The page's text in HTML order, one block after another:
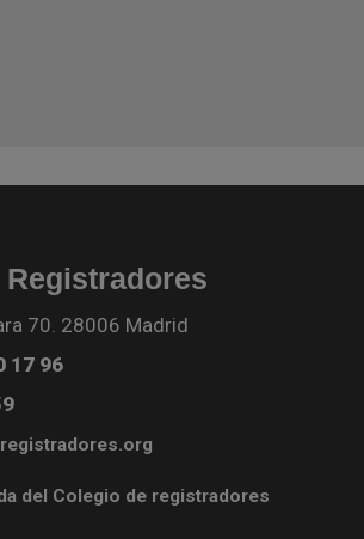
70. 28006 Madrid
17 96
del Colegio de registradores